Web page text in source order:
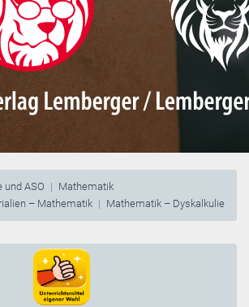
und ASO
Mathematik
– Mathematik
Mathematik – Dyskalkulie